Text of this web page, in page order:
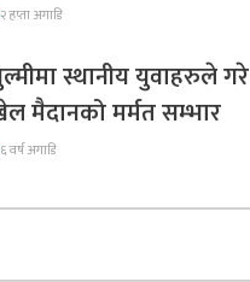
२ हप्ता अगाडि
स्थानीय युवाहरुले गरे
मैदानको मर्मत सम्भार
६ वर्ष अगाडि